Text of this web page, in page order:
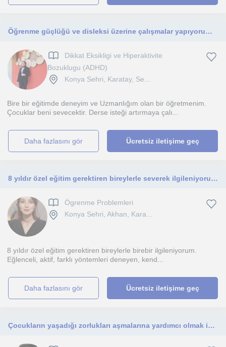
Öğrenme güçlüğü ve disleksi üzerine çalışmalar yapıyorum. Ortaokul seviyesine kadar bütün öğrencilerle çalışabilirim.
Dikkat Eksikligi ve Hiperaktivite
Bozuklugu (ADHD)
Konya Sehri, Karatay, Se...
Bire bir eğitimde deneyim ve Uzmanlığım olan bir öğretmenim.
Çocuklar beni sevecektir. Derse isteği artırmaya çalı...
daha fazlasını gör Ücretsiz iletişime geç
8 yıldır özel eğitim gerektiren bireylerle severek ilgileniyorum. Sevgiyle, ilgiyle ve eğlenceli..
Ögrenme Problemleri
Konya Sehri, Akhan, Kara...
8 yıldır özel eğitim gerektiren bireylerle birebir ilgileniyorum.
Eğlenceli, aktif, farklı yöntemleri deneyen, kend...
daha fazlasını gör Ücretsiz iletişime geç
Çocukların yaşadığı zorlukları aşmalarına yardımcı olmak için buradayım